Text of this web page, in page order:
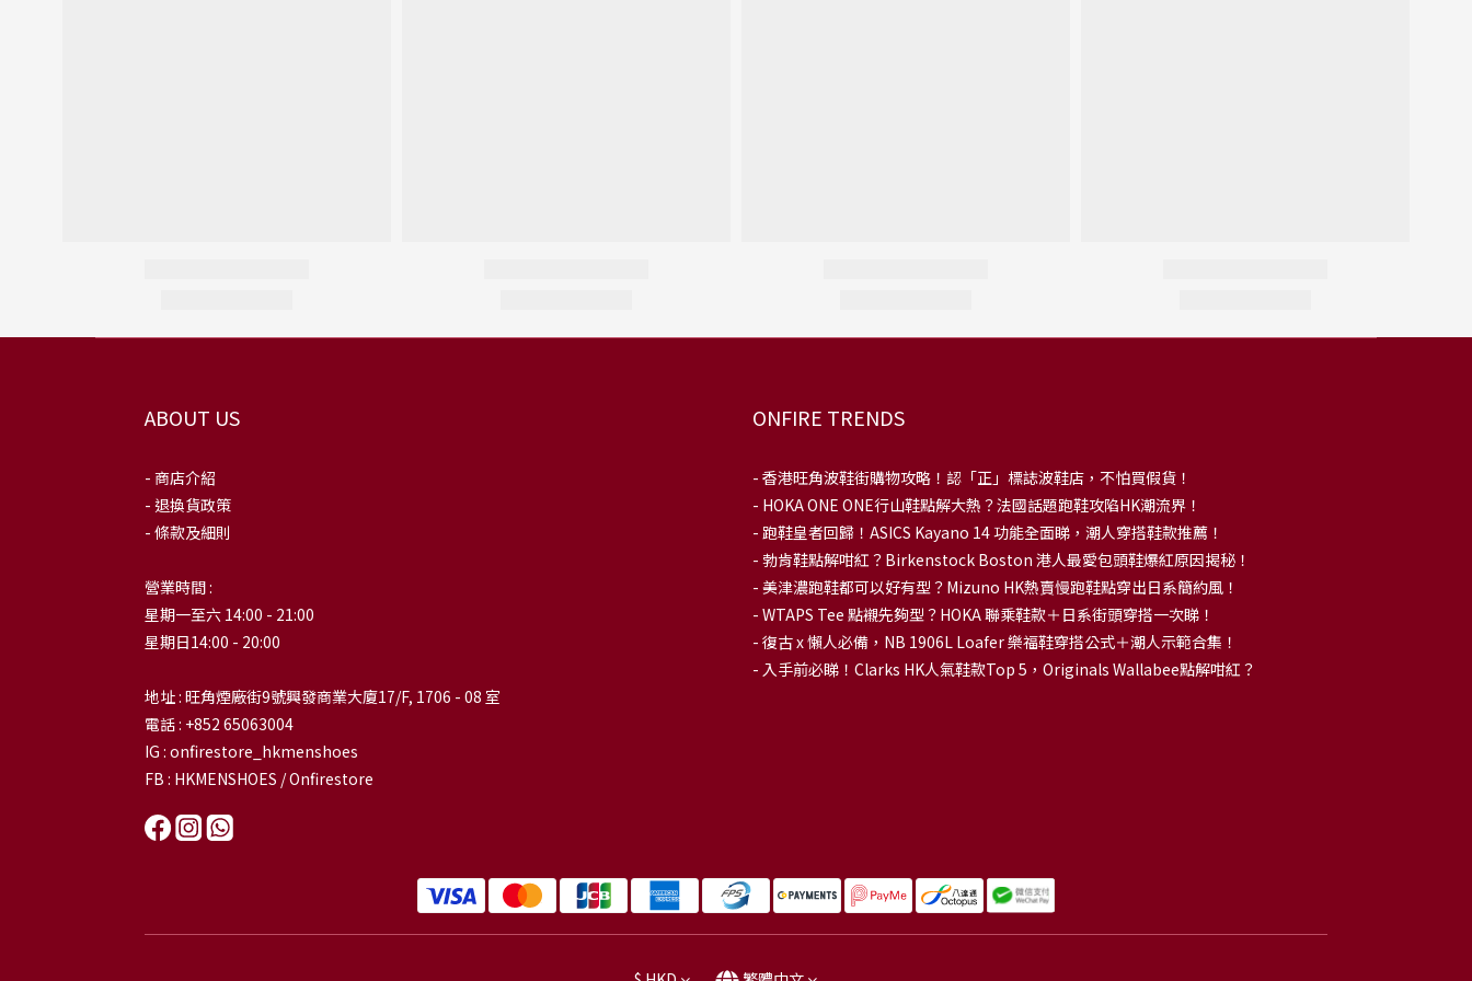
ABOUT US
- 商店介紹
- 退換貨政策
- 條款及細則
營業時間 :
星期一至六 14:00 - 21:00
星期日14:00 - 20:00
地址 : 旺角煙廠街9號興發商業大廈17/F, 1706 - 08 室
電話 : +852 65063004
IG : onfirestore_hkmenshoes
FB : HKMENSHOES / Onfirestore
ONFIRE TRENDS
- 香港旺角波鞋街購物攻略！認「正」標誌波鞋店，不怕買假貨！
- HOKA ONE ONE行山鞋點解大熱？法國話題跑鞋攻陷HK潮流界！
- 跑鞋皇者回歸！ASICS Kayano 14 功能全面睇，潮人穿搭鞋款推薦！
- 勃肯鞋點解咁紅？Birkenstock Boston 港人最愛包頭鞋爆紅原因揭秘！
- 美津濃跑鞋都可以好有型？Mizuno HK熱賣慢跑鞋點穿出日系簡約風！
- WTAPS Tee 點襯先夠型？HOKA 聯乘鞋款＋日系街頭穿搭一次睇！
- 復古 x 懶人必備，NB 1906L Loafer 樂福鞋穿搭公式＋潮人示範合集！
- 入手前必睇！Clarks HK人氣鞋款Top 5，Originals Wallabee點解咁紅？